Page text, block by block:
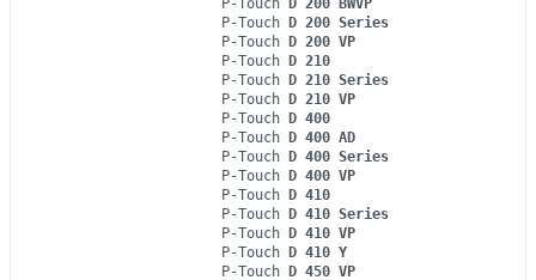
P-Touch D 200 BWVP
P-Touch D 200 Series
P-Touch D 200 VP
P-Touch D 210
P-Touch D 210 Series
P-Touch D 210 VP
P-Touch D 400
P-Touch D 400 AD
P-Touch D 400 Series
P-Touch D 400 VP
P-Touch D 410
P-Touch D 410 Series
P-Touch D 410 VP
P-Touch D 410 Y
P-Touch D 450 VP